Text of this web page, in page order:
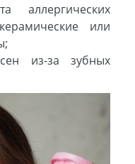
аллергических
или
из-за зубных